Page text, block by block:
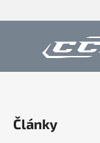
Články